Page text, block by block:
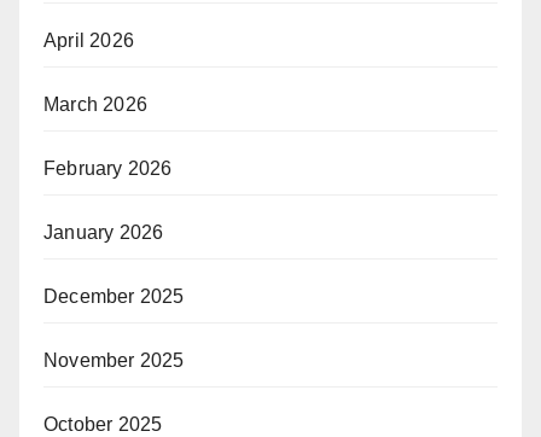
April 2026
March 2026
February 2026
January 2026
December 2025
November 2025
October 2025